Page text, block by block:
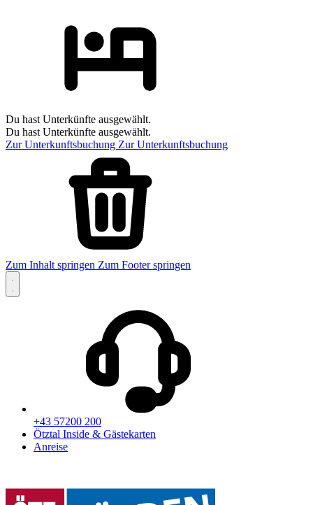
Du hast Unterkünfte ausgewählt.
Du hast Unterkünfte ausgewählt.
Zur Unterkunftsbuchung Zur Unterkunftsbuchung
Zum Inhalt springen Zum Footer springen
+43 57200 200
Ötztal Inside & Gästekarten
Anreise